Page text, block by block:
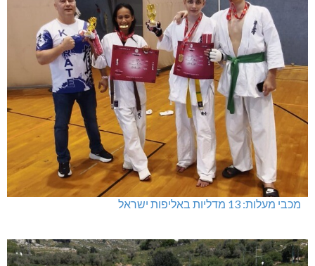
מכבי מעלות: 13 מדליות באליפות ישראל